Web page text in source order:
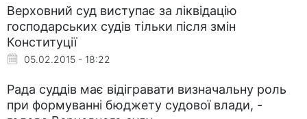
Верховний суд виступає за ліквідацію
господарських судів тільки після змін
Конституції
05.02.2015 - 18:22
Рада суддів має відігравати визначальну роль
при формуванні бюджету судової влади, -